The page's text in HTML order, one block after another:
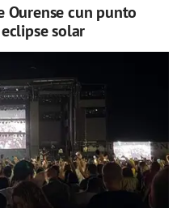
Ourense cun punto
solar